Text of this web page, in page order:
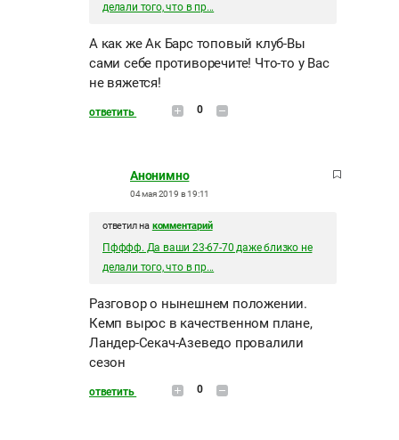
делали того, что в пр...
А как же Ак Барс топовый клуб-Вы
сами себе противоречите! Что-то у Вас
не вяжется!
ответить 0
Анонимно
04 мая 2019 в 19:11
ответил на комментарий
Пфффф. Да ваши 23-67-70 даже близко не
делали того, что в пр...
Разговор о нынешнем положении.
Кемп вырос в качественном плане,
Ландер-Секач-Азеведо провалили
сезон
ответить 0